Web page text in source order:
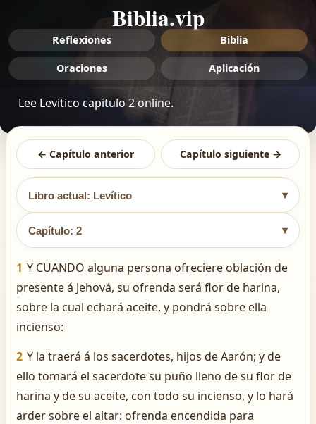
Biblia.vip
Reflexiones Biblia
Oraciones Aplicación
Lee Levitico capitulo 2 online.
← Capítulo anterior Capítulo siguiente →
Libro actual: Levítico ▾
Capítulo: 2 ▾
1 Y CUANDO alguna persona ofreciere oblación de
presente á Jehová, su ofrenda será flor de harina,
sobre la cual echará aceite, y pondrá sobre ella
incienso:
2 Y la traerá á los sacerdotes, hijos de Aarón; y de
ello tomará el sacerdote su puño lleno de su flor de
harina y de su aceite, con todo su incienso, y lo hará
arder sobre el altar: ofrenda encendida para